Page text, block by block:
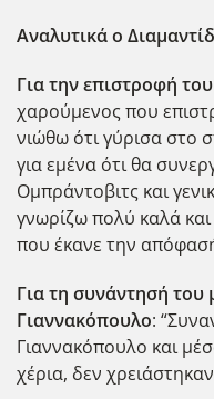
Αναλυτικά ο
Για την επιστροφή του
χαρούμενος που
νιώθω ότι γύρισα στο
για εμένα ότι θα
Ομπράντοβιτς και
γνωρίζω πολύ καλά
που έκανε την
Για τη συνάντησή του
Γιαννακόπουλο:
Γιαννακόπουλο και
χέρια, δεν